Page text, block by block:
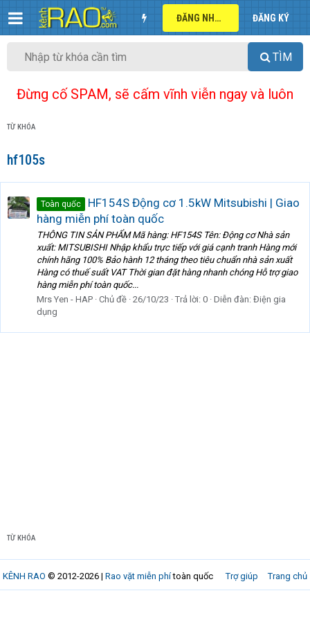
ĐĂNG NHẬP ĐĂNG KÝ
TÌM
Đừng cố SPAM, sẽ cấm vĩnh viễn ngay và luôn
TỪ KHÓA
hf105s
Toàn quốc
HF154S Động cơ 1.5kW Mitsubishi | Giao
hàng miễn phí toàn quốc
THÔNG TIN SẢN PHẨM Mã hàng: HF154S Tên: Động cơ Nhà sản
xuất: MITSUBISHI Nhập khẩu trực tiếp với giá cạnh tranh Hàng mới
chính hãng 100% Bảo hành 12 tháng theo tiêu chuẩn nhà sản xuất
Hàng có thuế suất VAT Thời gian đặt hàng nhanh chóng Hỗ trợ giao
hàng miễn phí toàn quốc...
Mrs Yen - HAP Chủ đề 26/10/23 Trả lời: 0 Diễn đàn: Điện gia
dụng
TỪ KHÓA
Trợ giúp Trang chủ
KÊNH RAO © 2012-2026 | Rao vặt miễn phítoàn quốc